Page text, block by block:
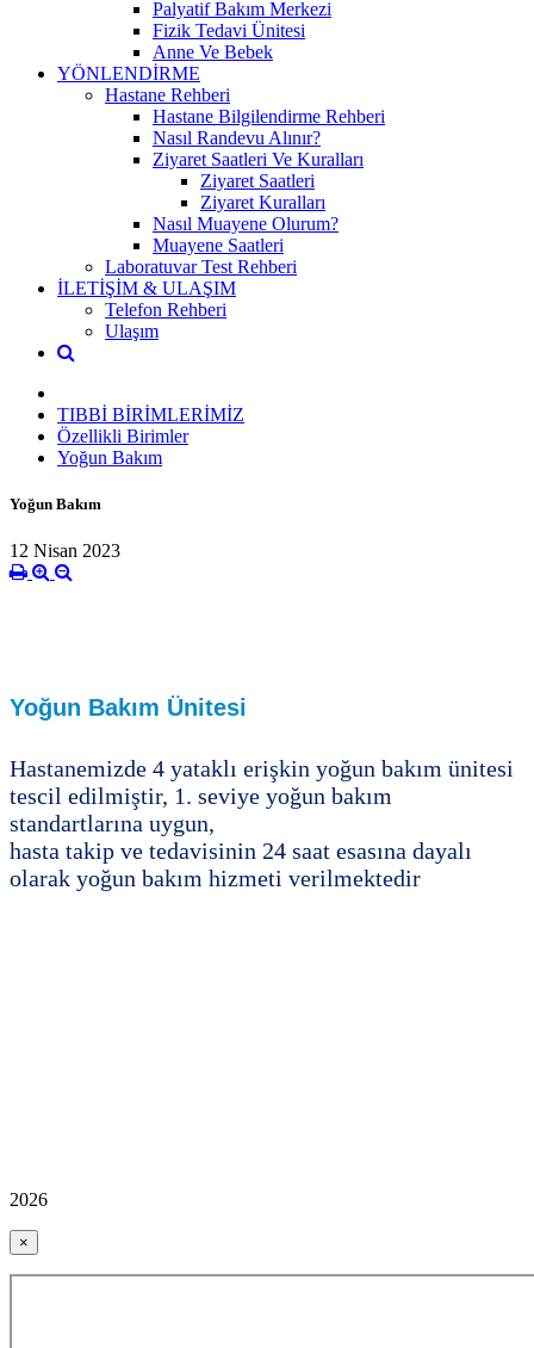
Palyatif Bakım Merkezi
Fizik Tedavi Ünitesi
Anne Ve Bebek
YÖNLENDİRME
Hastane Rehberi
Hastane Bilgilendirme Rehberi
Nasıl Randevu Alınır?
Ziyaret Saatleri Ve Kuralları
Ziyaret Saatleri
Ziyaret Kuralları
Nasıl Muayene Olurum?
Muayene Saatleri
Laboratuvar Test Rehberi
İLETİŞİM & ULAŞIM
Telefon Rehberi
Ulaşım
TIBBİ BİRİMLERİMİZ
Özellikli Birimler
Yoğun Bakım
Yoğun Bakım
12 Nisan 2023
Yoğun Bakım Ünitesi
Hastanemizde 4 yataklı erişkin yoğun bakım ünitesi
tescil edilmiştir, 1. seviye yoğun bakım
standartlarına uygun,
hasta takip ve tedavisinin 24 saat esasına dayalı
olarak yoğun bakım hizmeti verilmektedir
2026
×